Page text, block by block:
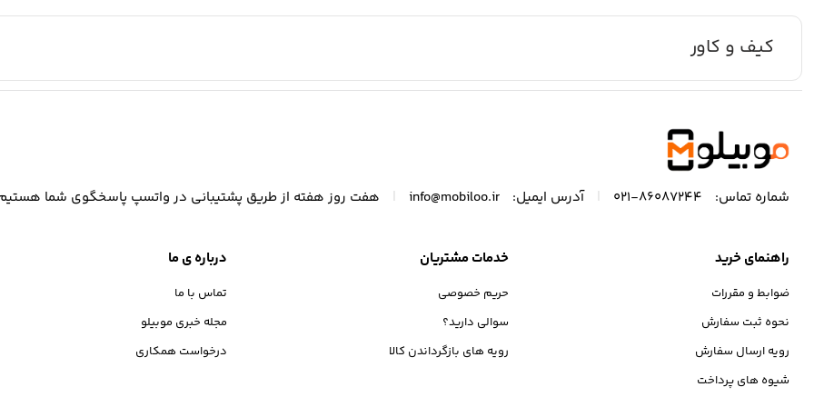
کیف و کاور
شماره تماس: 86087244-021 آدرس ایمیل: info@mobiloo.ir هفت روز هفته از طریق پشتیبانی در واتسپ پاسخگوی شما
راهنمای خرید
ضوابط و مقررات
نحوه ثبت سفارش
رویه ارسال سفارش
شیوه های پرداخت
خدمات مشتریان
حریم خصوصی
سوالی دارید؟
رویه های بازگرداندن کالا
درباره ی ما
تماس با ما
مجله خبری موبیلو
درخواست همکاری